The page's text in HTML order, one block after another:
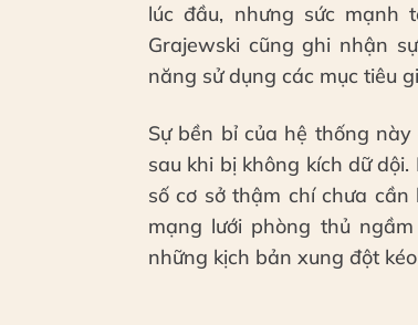
lúc đầu, nhưng sức mạnh
Grajewski cũng ghi nhận
năng sử dụng các mục tiêu
Sự bền bỉ của hệ thống
sau khi bị không kích dữ
số cơ sở thậm chí chưa
mạng lưới phòng thủ
những kịch bản xung đột